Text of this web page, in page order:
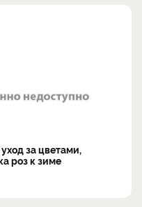
за цветами,
роз к зиме